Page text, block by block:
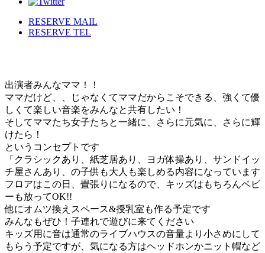
RESERVE MAIL
RESERVE TEL
出演者みんなママ！！
ママだけど、、じゃなくてママだからこそできる、強くて優
しくて楽しい音楽をみんなと共有したい！
そしてママたち女子たちと一緒に、さらに元気に、さらに輝
けたら！
というコンセプトです
「クラシックあり、紙芝居あり、ヨガ体操あり、サンドイッ
チ屋さんあり、の子供も大人も楽しめる内容になっています
フロアはこの日、畳張りになるので、キッズはもちろんベビ
ーも放ってOK!!
他にオムツ換えスペース&授乳室も作る予定です
みんなもぜひ！子連れで遊びに来てください
キッズ用に音は通常のライブハウスの音量より小さめにして
もらう予定ですが、気になる方はヘッドホンかニット帽など